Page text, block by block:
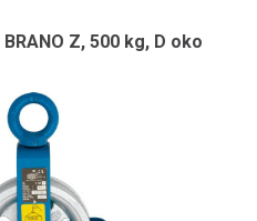
Z, 500 kg, D oko